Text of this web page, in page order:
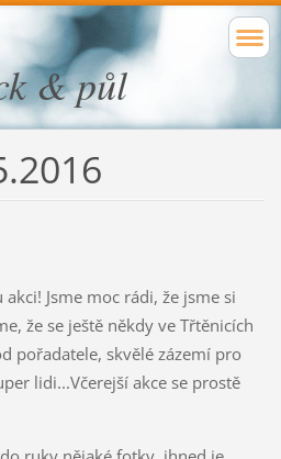
& půl
Jsme moc rádi, že jsme si
že se ještě někdy ve Třtěnicích
pořadatele, skvělé zázemí pro
lidi...Včerejší akce se prostě